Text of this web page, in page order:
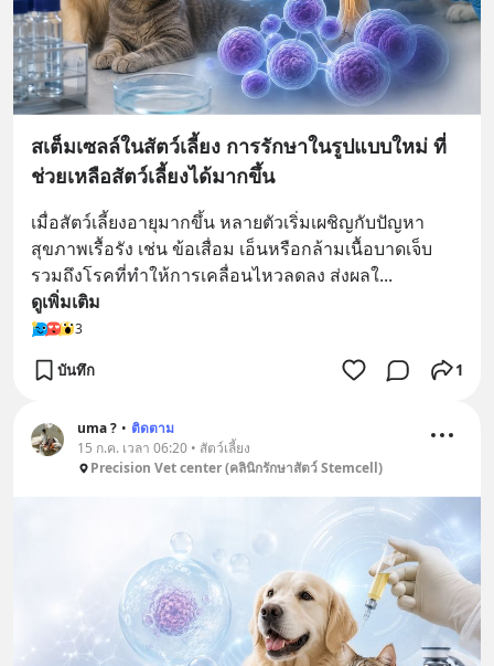
สเต็มเซลล์ในสัตว์เลี้ยง การรักษาในรูปแบบใหม่ ที่
ช่วยเหลือสัตว์เลี้ยงได้มากขึ้น
เมื่อสัตว์เลี้ยงอายุมากขึ้น หลายตัวเริ่มเผชิญกับปัญหา
สุขภาพเรื้อรัง เช่น ข้อเสื่อม เอ็นหรือกล้ามเนื้อบาดเจ็บ
รวมถึงโรคที่ทำให้การเคลื่อนไหวลดลง ส่งผลใ...
ดูเพิ่มเติม
3
บันทึก 1
uma ? • ติดตาม
15 ก.ค. เวลา 06:20 • สัตว์เลี้ยง
Precision Vet center (คลินิกรักษาสัตว์ Stemcell)